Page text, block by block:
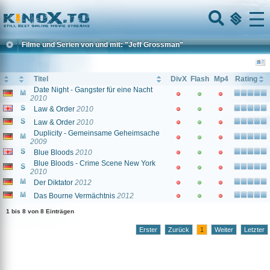
Home
Menu
Filme und Serien von und mit: "Jeff Grossman"
Titel DivX Flash Mp4
Rating
Date Night - Gangster für eine Nacht
2010
Law & Order 2010
Law & Order 2010
Duplicity - Gemeinsame Geheimsache
2009
Blue Bloods 2010
Blue Bloods - Crime Scene New York
2010
Der Diktator 2012
Das Bourne Vermächtnis 2012
1 bis 8 von 8 Einträgen
Erster Zurück 1 Weiter Letzter